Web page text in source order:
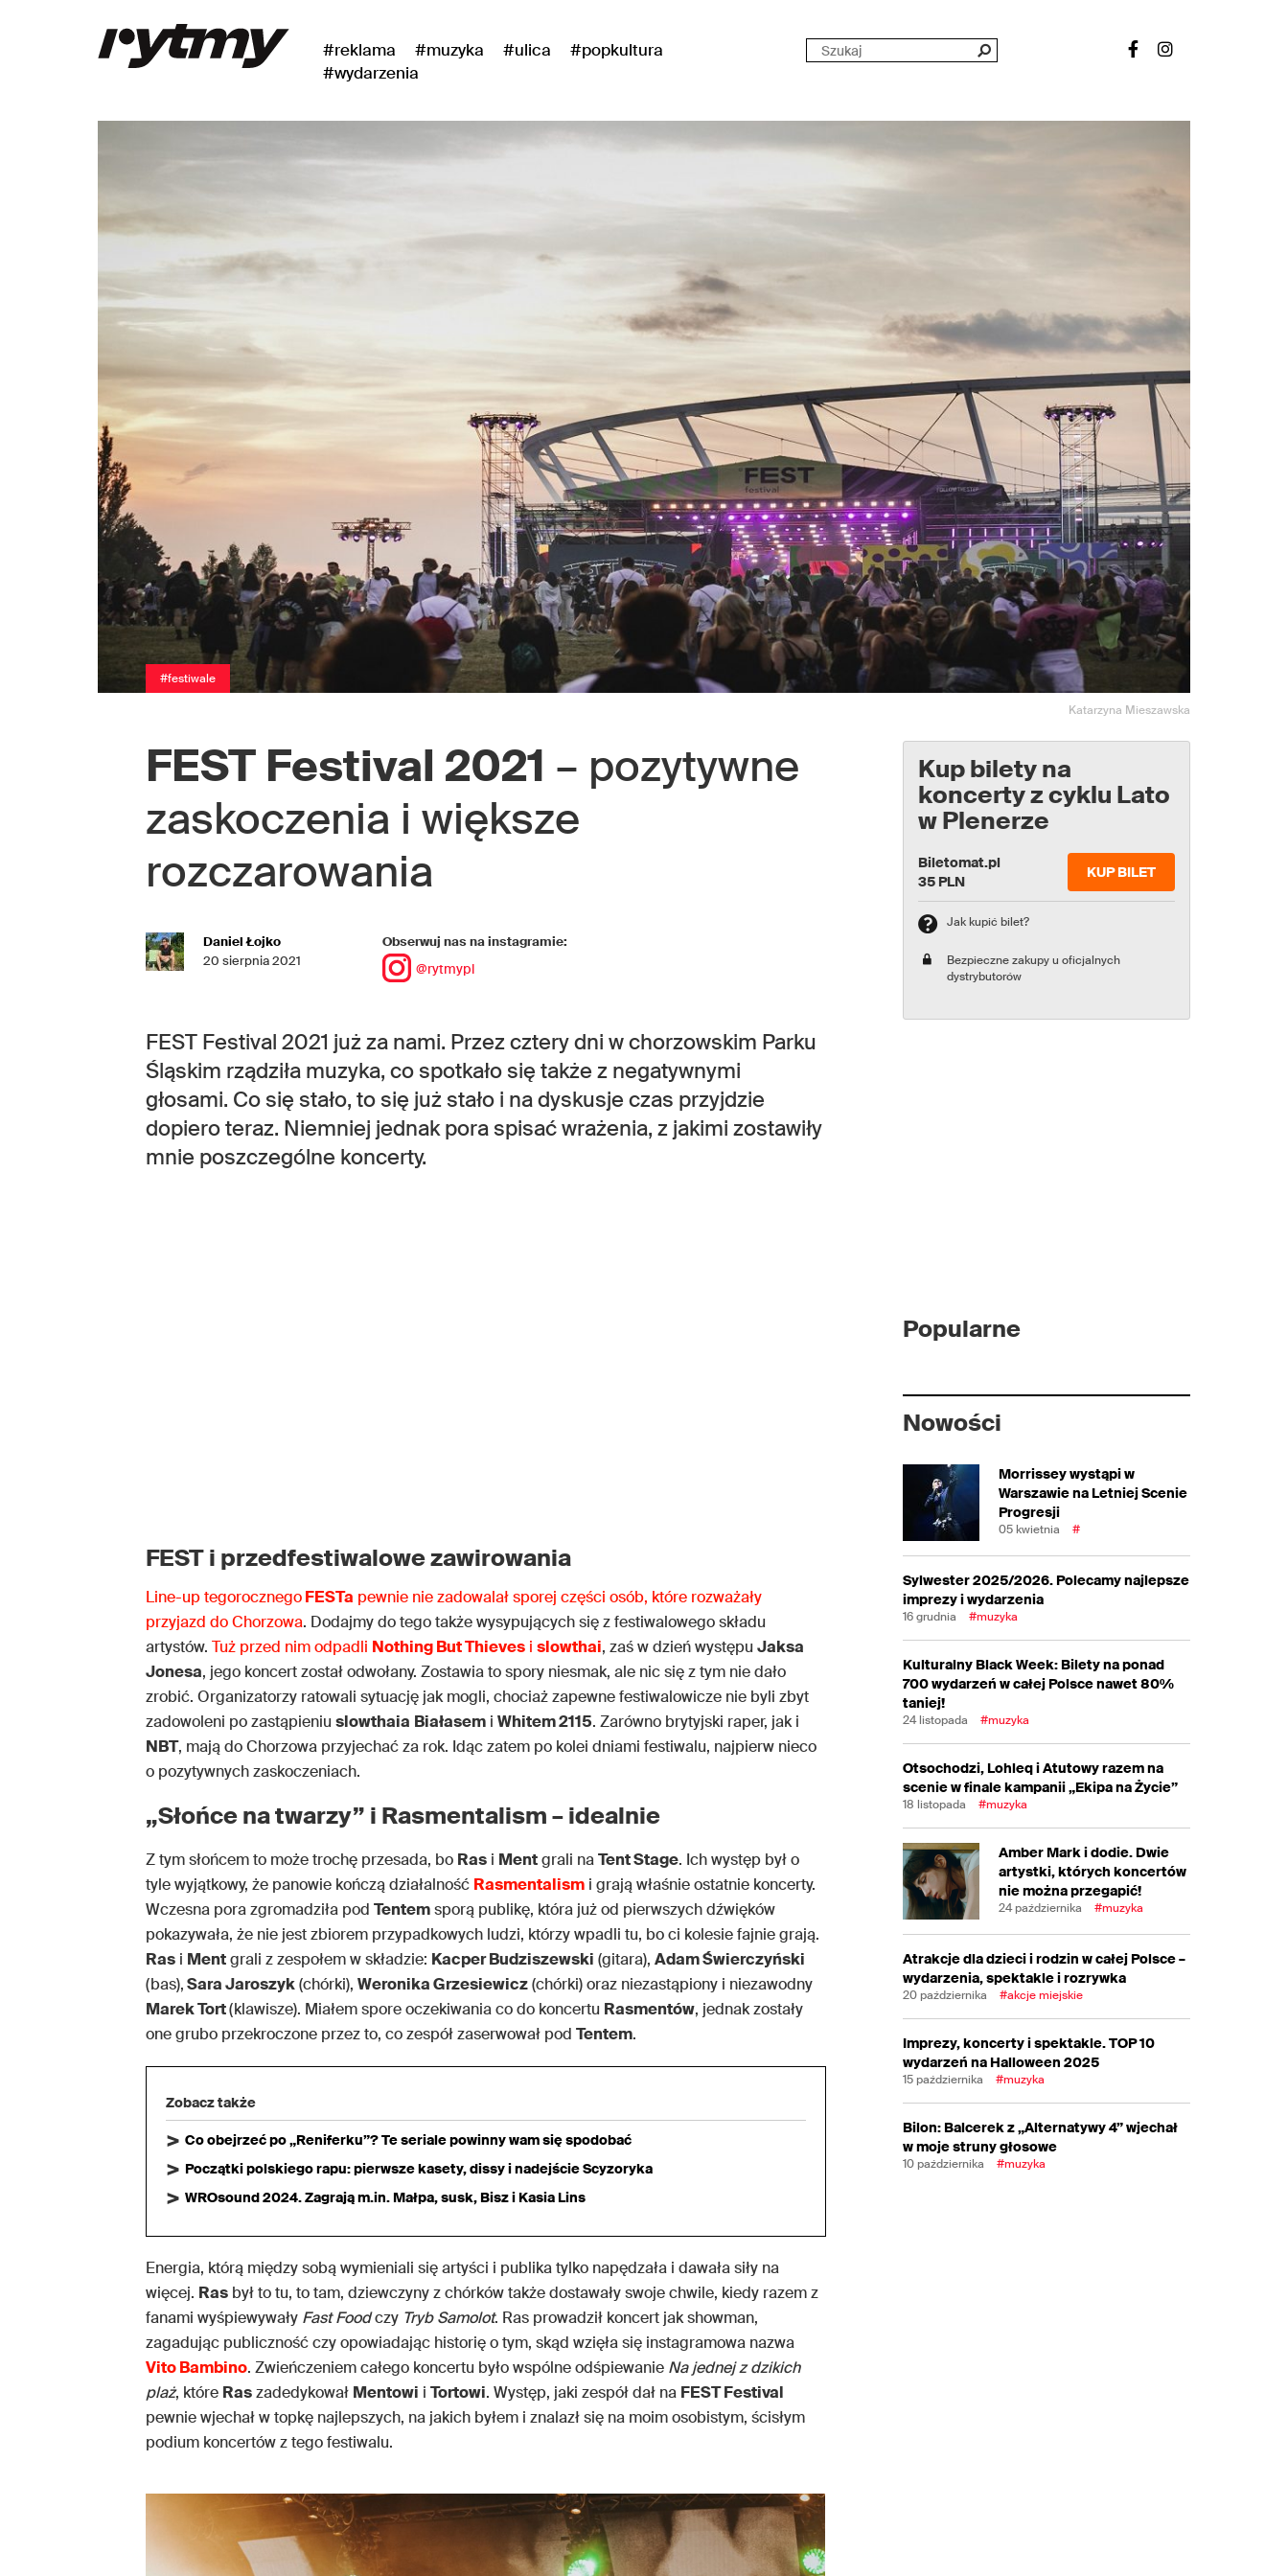
#reklama #muzyka #ulica
#popkultura
#wydarzenia
#festiwale
Katarzyna Mieszawska
FEST Festival 2021 – pozytywne
zaskoczenia i większe
rozczarowania
Daniel Łojko
20 sierpnia 2021
Obserwuj nas na instagramie:
@rytmypl
FEST Festival 2021 już za nami. Przez cztery dni w chorzowskim Parku
Śląskim rządziła muzyka, co spotkało się także z negatywnymi
głosami. Co się stało, to się już stało i na dyskusje czas przyjdzie
dopiero teraz. Niemniej jednak pora spisać wrażenia, z jakimi zostawiły
mnie poszczególne koncerty.
FEST i przedfestiwalowe zawirowania
Line-up tegorocznegoFESTa pewnie nie zadowalał sporej części osób, które rozważały
przyjazd do Chorzowa. Dodajmy do tego także wysypujących się z festiwalowego składu
artystów. Tuż przed nim odpadli Nothing But Thieves i slowthai, zaś w dzień występu Jaksa
Jonesa, jego koncert został odwołany. Zostawia to spory niesmak, ale nic się z tym nie dało
zrobić. Organizatorzy ratowali sytuację jak mogli, chociaż zapewne festiwalowicze nie byli zbyt
zadowoleni po zastąpieniu slowthaia Białasem i Whitem 2115. Zarówno brytyjski raper, jak i
NBT, mają do Chorzowa przyjechać za rok. Idąc zatem po kolei dniami festiwalu, najpierw nieco
o pozytywnych zaskoczeniach.
„Słońce na twarzy” i Rasmentalism – idealnie
Z tym słońcem to może trochę przesada, bo Ras i Mentgrali naTent Stage. Ich występ był o
tyle wyjątkowy, że panowie kończą działalność Rasmentalism i grają właśnie ostatnie koncerty.
Wczesna pora zgromadziła pod Tentemsporą publikę, która już od pierwszych dźwięków
pokazywała, że nie jest zbiorem przypadkowych ludzi, którzy wpadli tu, bo ci kolesie fajnie grają.
Ras i Mentgrali z zespołem w składzie: Kacper Budziszewski (gitara), Adam Świerczyński
(bas),Sara Jaroszyk(chórki), Weronika Grzesiewicz(chórki) oraz niezastąpiony i niezawodny
Marek Tort(klawisze). Miałem spore oczekiwania co do koncertu Rasmentów, jednak zostały
one grubo przekroczone przez to, co zespół zaserwował pod Tentem.
Zobacz także
Co obejrzeć po „Reniferku”? Te seriale powinny wam się spodobać
Początki polskiego rapu: pierwsze kasety, dissy i nadejście Scyzoryka
WROsound 2024. Zagrają m.in. Małpa, susk, Bisz i Kasia Lins
Energia, którą między sobą wymieniali się artyści i publika tylko napędzała i dawała siły na
więcej. Ras był to tu, to tam, dziewczyny z chórków także dostawały swoje chwile, kiedy razem z
fanami wyśpiewywały Fast Foodczy Tryb Samolot. Ras prowadził koncert jak showman,
zagadując publiczność czy opowiadając historię o tym, skąd wzięła się instagramowa nazwa
Vito Bambino. Zwieńczeniem całego koncertu było wspólne odśpiewanie Na jednej z dzikich
plaż, które Raszadedykował Mentowi i Tortowi. Występ, jaki zespół dał na FEST Festival
pewnie wjechał w topkę najlepszych, na jakich byłem i znalazł się na moim osobistym, ścisłym
podium koncertów z tego festiwalu.
Kup bilety na
koncerty z cyklu Lato
w Plenerze
Biletomat.pl
35 PLN
KUP BILET
Jak kupić bilet?
Bezpieczne zakupy u oficjalnych
dystrybutorów
Popularne
Nowości
Morrissey wystąpi w
Warszawie na Letniej Scenie
Progresji
05 kwietnia #
Sylwester 2025/2026. Polecamy najlepsze
imprezy i wydarzenia
16 grudnia #muzyka
Kulturalny Black Week: Bilety na ponad
700 wydarzeń w całej Polsce nawet 80%
taniej!
24 listopada #muzyka
Otsochodzi, Lohleq i Atutowy razem na
scenie w finale kampanii „Ekipa na Życie”
18 listopada #muzyka
Amber Mark i dodie. Dwie
artystki, których koncertów
nie można przegapić!
24 października #muzyka
Atrakcje dla dzieci i rodzin w całej Polsce –
wydarzenia, spektakle i rozrywka
20 października #akcje miejskie
Imprezy, koncerty i spektakle. TOP 10
wydarzeń na Halloween 2025
15 października #muzyka
Bilon: Balcerek z „Alternatywy 4” wjechał
w moje struny głosowe
10 października #muzyka